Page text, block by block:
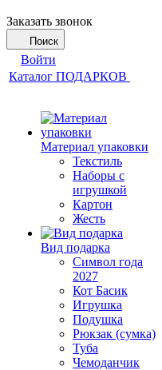
Заказать звонок
Поиск
Войти
Каталог ПОДАРКОВ
Материал упаковки
Текстиль
Наборы с
игрушкой
Картон
Жесть
Вид подарка
Символ года
2027
Кот Басик
Игрушка
Подушка
Рюкзак (сумка)
Туба
Чемоданчик